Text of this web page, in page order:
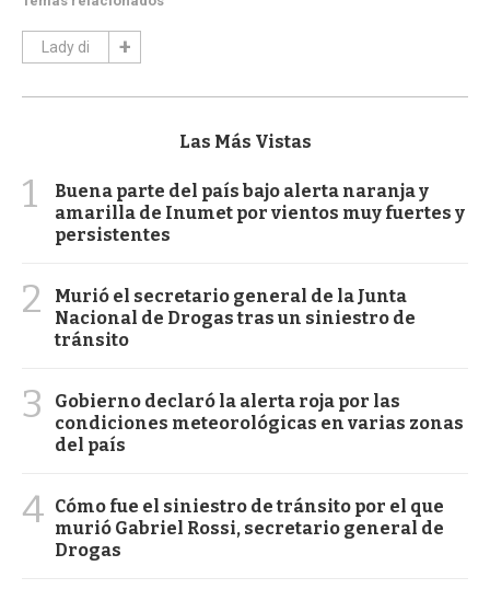
Lady di
Las Más Vistas
1
Buena parte del país bajo alerta naranja y
amarilla de Inumet por vientos muy fuertes y
persistentes
2
Murió el secretario general de la Junta
Nacional de Drogas tras un siniestro de
tránsito
3
Gobierno declaró la alerta roja por las
condiciones meteorológicas en varias zonas
del país
4 Cómo fue el siniestro de tránsito por el que
murió Gabriel Rossi, secretario general de
Drogas